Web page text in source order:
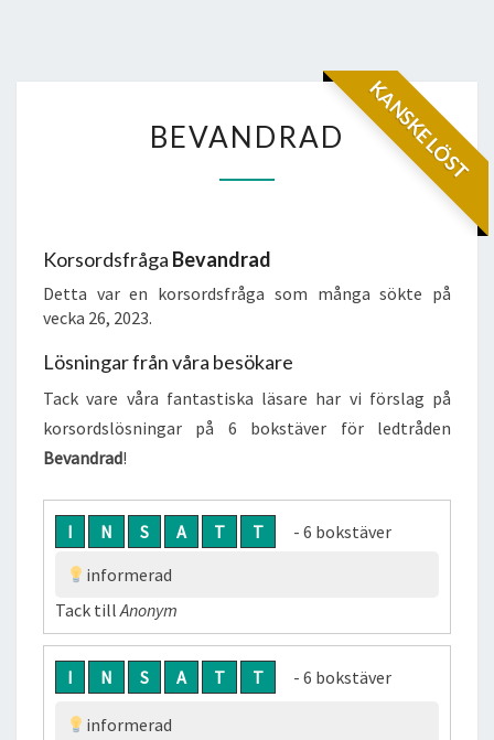
KANSKE LÖST
BEVANDRAD
BEVANDRAD
Korsordsfråga Bevandrad
Detta var en korsordsfråga som många sökte på
vecka 26, 2023.
Lösningar från våra besökare
Tack vare våra fantastiska läsare har vi förslag på
korsordslösningar på 6 bokstäver för ledtråden
Bevandrad!
I N S A T T
- 6 bokstäver
informerad
Tack tillAnonym
I N S A T T - 6 bokstäver
informerad